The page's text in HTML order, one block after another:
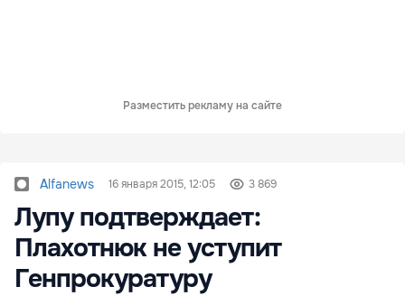
Разместить рекламу на сайте
Alfanews 16 января 2015, 12:05 3 869
Лупу подтверждает:
Плахотнюк не уступит
Генпрокуратуру